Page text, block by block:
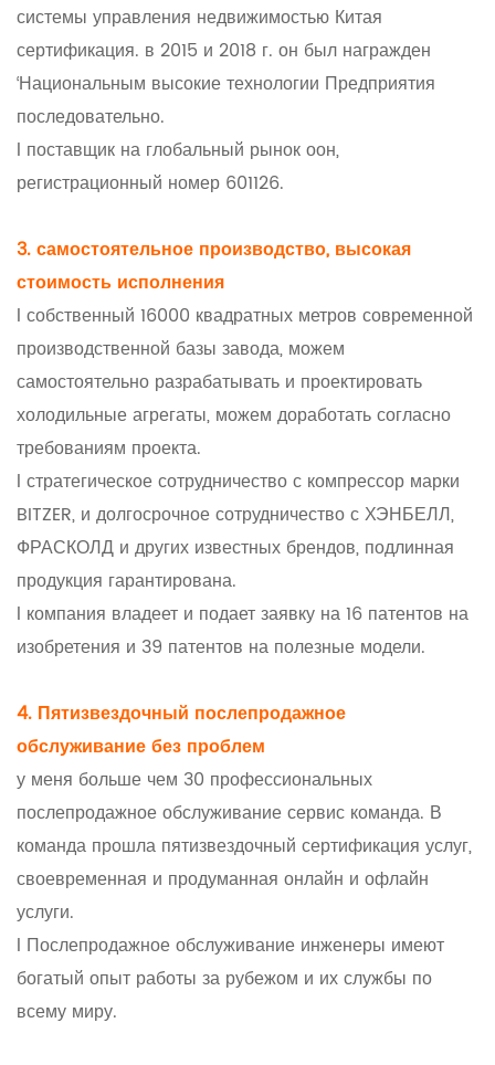
системы управления недвижимостью Китая
сертификация. в 2015 и 2018 г. он был награжден
‘Национальным высокие технологии Предприятия
последовательно.
l поставщик на глобальный рынок оон,
регистрационный номер 601126.
3. самостоятельное производство, высокая
стоимость исполнения
l собственный 16000 квадратных метров современной
производственной базы завода, можем
самостоятельно разрабатывать и проектировать
холодильные агрегаты, можем доработать согласно
требованиям проекта.
l стратегическое сотрудничество с компрессор марки
BITZER, и долгосрочное сотрудничество с ХЭНБЕЛЛ,
ФРАСКОЛД и других известных брендов, подлинная
продукция гарантирована.
l компания владеет и подает заявку на 16 патентов на
изобретения и 39 патентов на полезные модели.
4. Пятизвездочный послепродажное
обслуживание без проблем
у меня больше чем 30 профессиональных
послепродажное обслуживание сервис команда. В
команда прошла пятизвездочный сертификация услуг,
своевременная и продуманная онлайн и офлайн
услуги.
l Послепродажное обслуживание инженеры имеют
богатый опыт работы за рубежом и их службы по
всему миру.